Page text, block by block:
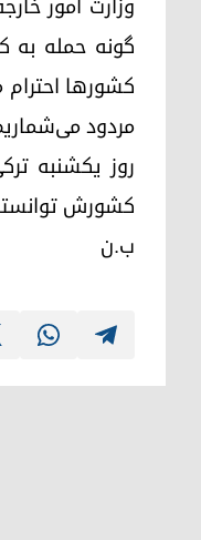
گونه حمله به
کشورها
مردود
روز یکشنبه
کشورش
ب.ن